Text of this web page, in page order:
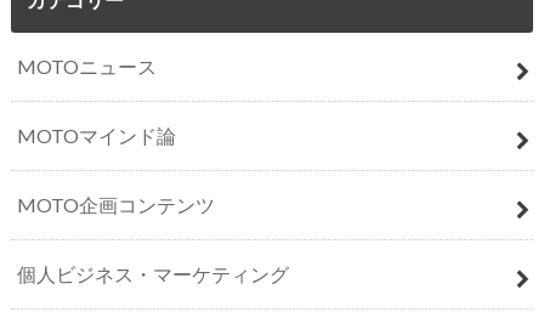
MOTOニュース
MOTOマインド論
MOTO企画コンテンツ
個人ビジネス・マーケティング